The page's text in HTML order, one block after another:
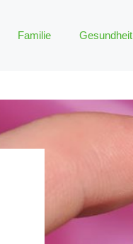
Familie Gesundheit